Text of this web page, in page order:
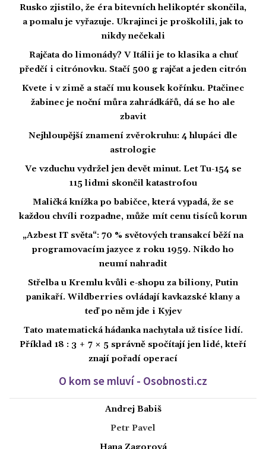
Rusko zjistilo, že éra bitevních helikoptér skončila,
a pomalu je vyřazuje. Ukrajinci je proškolili, jak to
nikdy nečekali
Rajčata do limonády? V Itálii je to klasika a chuť
předčí i citrónovku. Stačí 500 g rajčat a jeden citrón
Kvete i v zimě a stačí mu kousek kořínku. Ptačinec
žabinec je noční můra zahrádkářů, dá se ho ale
zbavit
Nejhloupější znamení zvěrokruhu: 4 hlupáci dle
astrologie
Ve vzduchu vydržel jen devět minut. Let Tu-154 se
115 lidmi skončil katastrofou
Maličká knížka po babičce, která vypadá, že se
každou chvíli rozpadne, může mít cenu tisíců korun
„Azbest IT světa“: 70 % světových transakcí běží na
programovacím jazyce z roku 1959. Nikdo ho
neumí nahradit
Střelba u Kremlu kvůli e-shopu za biliony, Putin
panikaří. Wildberries ovládají kavkazské klany a
teď po něm jde i Kyjev
Tato matematická hádanka nachytala už tisíce lidí.
Příklad 18 : 3 + 7 × 5 správně spočítají jen lidé, kteří
znají pořadí operací
O kom se mluví - Osobnosti.cz
Andrej Babiš
Petr Pavel